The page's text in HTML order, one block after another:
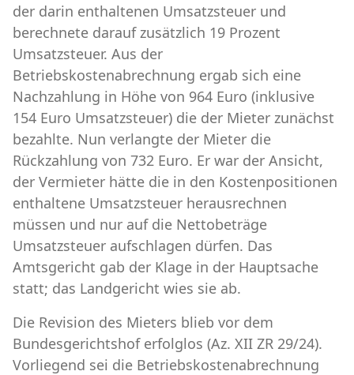
der darin enthaltenen Umsatzsteuer und
berechnete darauf zusätzlich 19 Prozent
Umsatzsteuer. Aus der
Betriebskostenabrechnung ergab sich eine
Nachzahlung in Höhe von 964 Euro (inklusive
154 Euro Umsatzsteuer) die der Mieter zunächst
bezahlte. Nun verlangte der Mieter die
Rückzahlung von 732 Euro. Er war der Ansicht,
der Vermieter hätte die in den Kostenpositionen
enthaltene Umsatzsteuer herausrechnen
müssen und nur auf die Nettobeträge
Umsatzsteuer aufschlagen dürfen. Das
Amtsgericht gab der Klage in der Hauptsache
statt; das Landgericht wies sie ab.
Die Revision des Mieters blieb vor dem
Bundesgerichtshof erfolglos (Az. XII ZR 29/24).
Vorliegend sei die Betriebskostenabrechnung